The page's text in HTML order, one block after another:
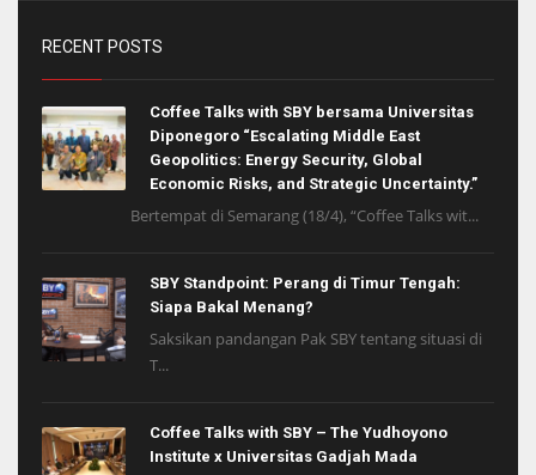
RECENT POSTS
Coffee Talks with SBY bersama Universitas
Diponegoro “Escalating Middle East
Geopolitics: Energy Security, Global
Economic Risks, and Strategic Uncertainty.”
Bertempat di Semarang (18/4), “Coffee Talks wit...
SBY Standpoint: Perang di Timur Tengah:
Siapa Bakal Menang?
Saksikan pandangan Pak SBY tentang situasi di
T...
Coffee Talks with SBY – The Yudhoyono
Institute x Universitas Gadjah Mada